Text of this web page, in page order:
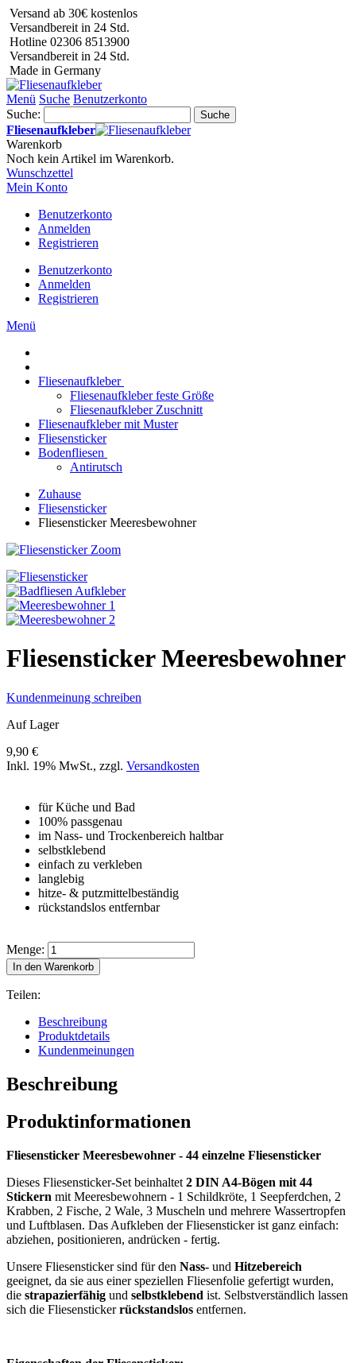
Versand ab 30€ kostenlos
Versandbereit in 24 Std.
Hotline 02306 8513900
Versandbereit in 24 Std.
Made in Germany
Menü Suche Benutzerkonto
Suche:
Suche
Fliesenaufkleber
Warenkorb
Noch kein Artikel im Warenkorb.
Wunschzettel
Mein Konto
Benutzerkonto
Anmelden
Registrieren
Benutzerkonto
Anmelden
Registrieren
Menü
Fliesenaufkleber
Fliesenaufkleber feste Größe
Fliesenaufkleber Zuschnitt
Fliesenaufkleber mit Muster
Fliesensticker
Bodenfliesen
Antirutsch
Zuhause
Fliesensticker
Fliesensticker Meeresbewohner
Zoom
Fliesensticker Meeresbewohner
Kundenmeinung schreiben
Auf Lager
9,90 €
Inkl. 19% MwSt., zzgl. Versandkosten
für Küche und Bad
100% passgenau
im Nass- und Trockenbereich haltbar
selbstklebend
einfach zu verkleben
langlebig
hitze- & putzmittelbeständig
rückstandslos entfernbar
Menge:
In den Warenkorb
Teilen:
Beschreibung
Produktdetails
Kundenmeinungen
Beschreibung
Produktinformationen
Fliesensticker Meeresbewohner - 44 einzelne Fliesensticker
Dieses Fliesensticker-Set beinhaltet 2 DIN A4-Bögen mit 44
Stickern mit Meeresbewohnern - 1 Schildkröte, 1 Seepferdchen, 2
Krabben, 2 Fische, 2 Wale, 3 Muscheln und mehrere Wassertropfen
und Luftblasen. Das Aufkleben der Fliesensticker ist ganz einfach:
abziehen, positionieren, andrücken - fertig.
Unsere Fliesensticker sind für den Nass- und Hitzebereich
geeignet, da sie aus einer speziellen Fliesenfolie gefertigt wurden,
die strapazierfähig und selbstklebend ist. Selbstverständlich lassen
sich die Fliesenstickerrückstandslos entfernen.